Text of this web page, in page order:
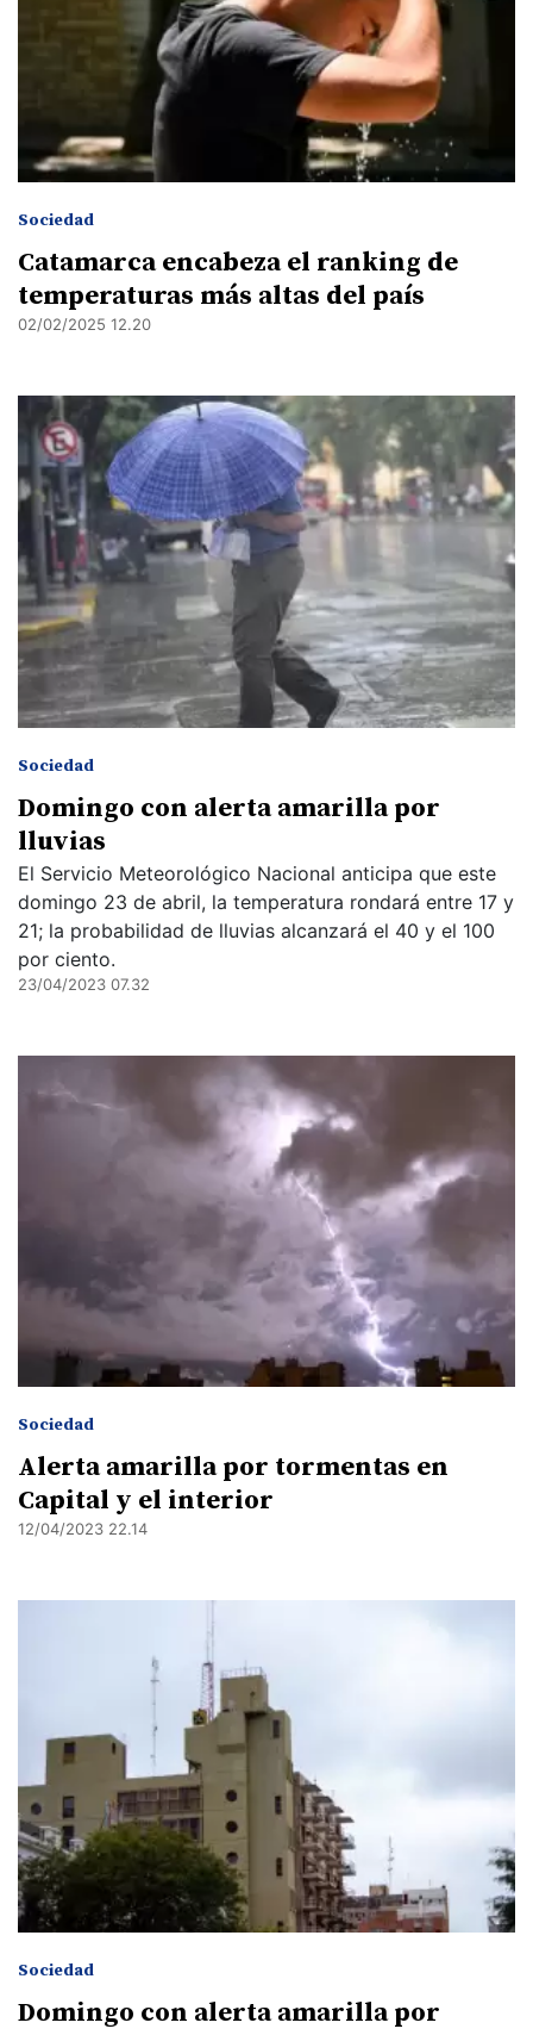
Sociedad
Catamarca encabeza el ranking de
temperaturas más altas del país
02/02/2025 12.20
Sociedad
Domingo con alerta amarilla por
lluvias
El Servicio Meteorológico Nacional anticipa que este
domingo 23 de abril, la temperatura rondará entre 17 y
21; la probabilidad de lluvias alcanzará el 40 y el 100
por ciento.
23/04/2023 07.32
Sociedad
Alerta amarilla por tormentas en
Capital y el interior
12/04/2023 22.14
Sociedad
Domingo con alerta amarilla por